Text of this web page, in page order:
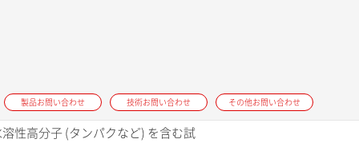
製品お問い合わせ 技術お問い合わせ その他お問い合わせ
性高分子 (タンパクなど) を含む試